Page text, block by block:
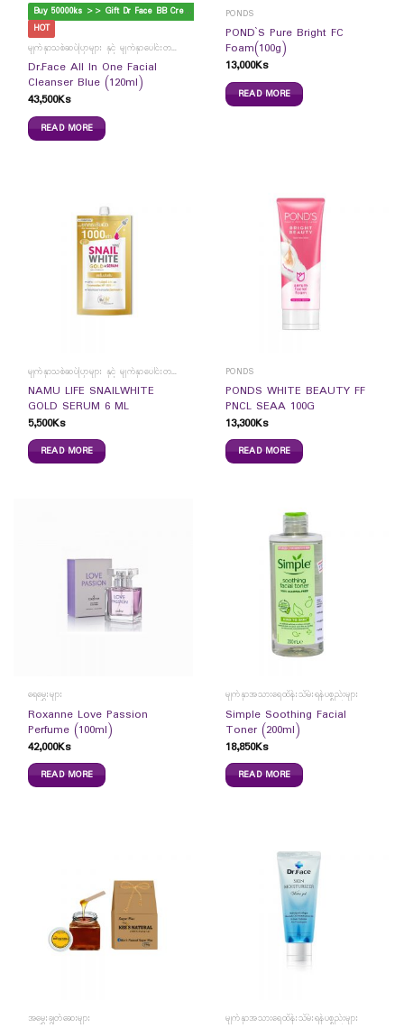
B
uy 50000ks >> Gift Dr Face BB Cream
HOT
မျက်နှာသစ်ဆပ်ပြာများ နှင့် မျက်နှာပေါင်းတင်ကပ်ခွာများ
Dr.Face All In One Facial
Cleanser Blue (120ml)
43,500Ks
READ MORE
PONDS
POND`S Pure Bright FC
Foam(100g)
13,000Ks
READ MORE
မျက်နှာသစ်ဆပ်ပြာများ နှင့် မျက်နှာပေါင်းတင်ကပ်ခွာများ
NAMU LIFE SNAILWHITE
GOLD SERUM 6 ML
5,500Ks
READ MORE
PONDS
PONDS WHITE BEAUTY FF
PNCL SEAA 100G
13,300Ks
READ MORE
ရေမွှေးများ
Roxanne Love Passion
Perfume (100ml)
42,000Ks
READ MORE
မျက်နှာအသားရေထိန်းသိမ်းရန်ပစ္စည်းများ
Simple Soothing Facial
Toner (200ml)
18,850Ks
READ MORE
အမွှေးချွတ်ဆေးများ မျက်နှာအသားရေထိန်းသိမ်းရန်ပစ္စည်းများ